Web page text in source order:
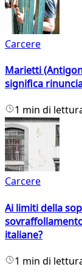
Carcere
Marietti
significa
1 min di
Carcere
Ai limiti della
italiane?
1 min di